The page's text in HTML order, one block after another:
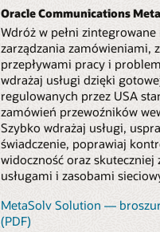
Oracle Communications
Wdróż w pełni
zarządzania zamówieniami,
przepływami pracy i
wdrażaj usługi dzięki
regulowanych przez USA
zamówień przewoźników
Szybko wdrażaj usługi,
świadczenie, poprawiaj
widoczność oraz skuteczniej
usługami i zasobami
MetaSolv Solution —
(PDF)